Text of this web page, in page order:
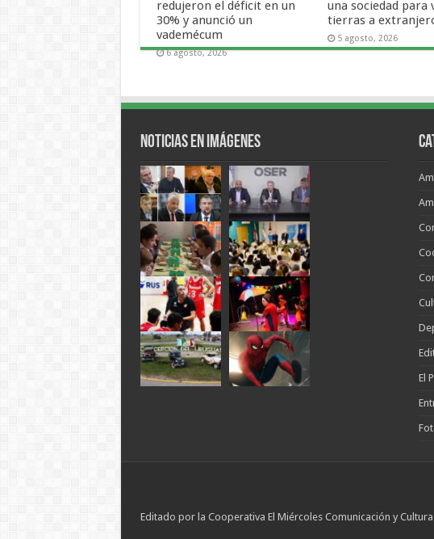
redujeron el déficit en un
30% y anunció un
vademécum
6 agosto, 2026
una sociedad para
tierras a
5 agosto, 2026
Noticias en Imágenes
El
Editado por la Cooperativa El Miércoles Comunicación y Cultura